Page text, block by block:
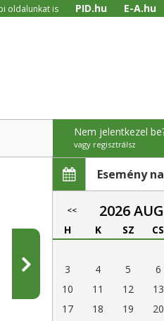
oldalunkat is PID.hu E-A.hu
Nem jelentkezel
vagy regisztrálsz
Esemény
<< 2026
H K SZ CS
3
4 5 6
10
11 12 13
17
18 19 20